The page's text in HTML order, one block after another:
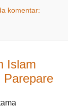
komentar:
Islam
Parepare